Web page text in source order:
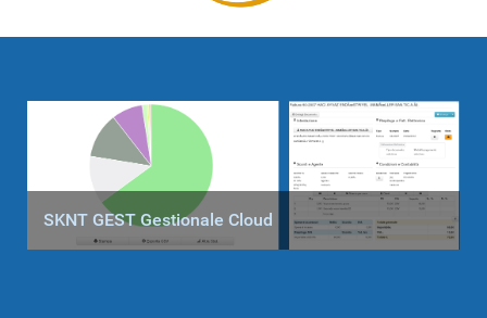
SKNT GEST Gestionale Cloud